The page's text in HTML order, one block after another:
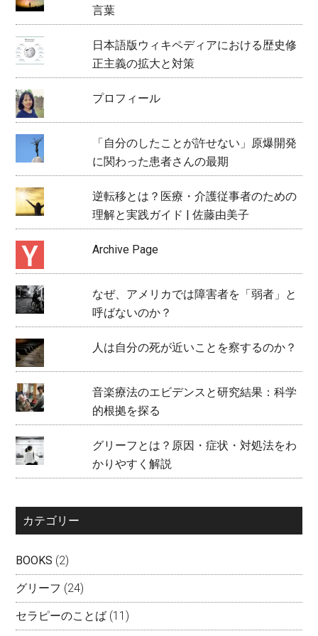
言葉
日本語版ウィキペディアにおける歴史修
正主義の拡大と対策
プロフィール
「自分のしたことが許せない」原爆開発
に関わった患者さんの最期
逆転移とは？医療・介護従事者のための
理解と実践ガイド | 佐藤由美子
Archive Page
なぜ、アメリカでは障害者を「弱者」と
呼ばないのか？
人は自分の死が近いことを察するのか？
音楽療法のエビデンスと研究結果：科学
的根拠を探る
グリーフとは？原因・症状・対処法をわ
かりやすく解説
カテゴリー
BOOKS (2)
グリーフ (24)
セラピーのことば (11)